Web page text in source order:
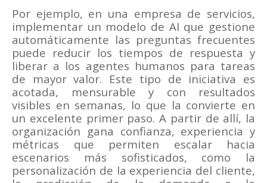
Por ejemplo, en una empresa de servicios,
implementar un modelo de AI que gestione
automáticamente las preguntas frecuentes
puede reducir los tiempos de respuesta y
liberar a los agentes humanos para tareas
de mayor valor. Este tipo de iniciativa es
acotada, mensurable y con resultados
visibles en semanas, lo que la convierte en
un excelente primer paso. A partir de allí, la
organización gana confianza, experiencia y
métricas que permiten escalar hacia
escenarios más sofisticados, como la
personalización de la experiencia del cliente,